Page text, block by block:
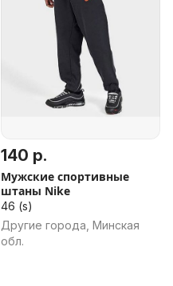
140 р.
Мужские спортивные
штаны Nike
46 (s)
Другие города, Минская
обл.